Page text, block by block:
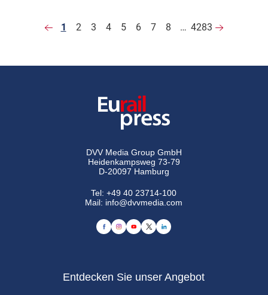
1 2 3 4 5 6 7 8 … 4283
DVV Media Group GmbH
Heidenkampsweg 73-79
D-20097 Hamburg
Tel:+49 40 23714-100
Mail: info@dvvmedia.com
Entdecken Sie unser Angebot